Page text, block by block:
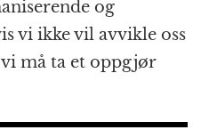
og
vi ikke vil avvikle oss
må ta et oppgjør